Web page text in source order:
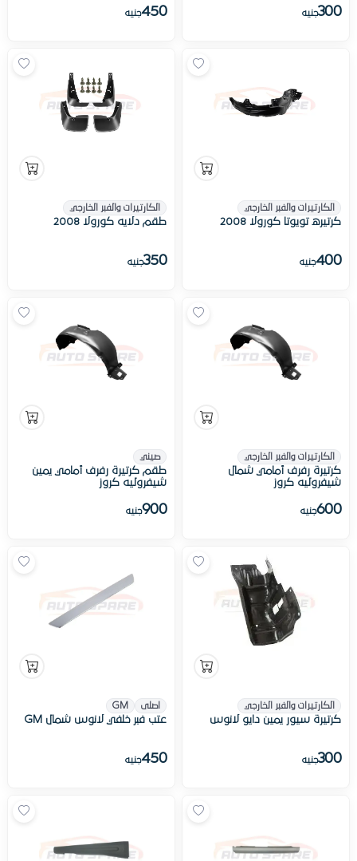
300جنيه 450جنيه
الكارتيرات والفبر الخارجي
كرتیره تویوتا كورولا 2008
400جنيه
الكارتيرات والفبر الخارجي
طقم دلايه كورولا 2008
350جنيه
الكارتيرات والفبر الخارجي
كرتيرة رفرف أمامي شمال
شيفروليه كروز
600جنيه
صيني
طقم كرتيرة رفرف أمامي يمين
شيفروليه كروز
900جنيه
الكارتيرات والفبر الخارجي
كرتيرة سيور يمين دايو لانوس
300جنيه
اصلى GM
عتب فبر خلفي لانوس شمال GM
450جنيه